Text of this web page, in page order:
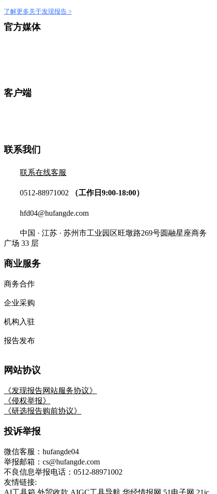
了解更多关于发现报告 >
官方媒体
客户端
联系我们
联系在线客服
0512-88971002 （工作日9:00-18:00）
hfd04@hufangde.com
中国 · 江苏 · 苏州市工业园区旺墩路269号圆融星座商务
广场 33 层
商业服务
商务合作
企业采购
机构入驻
报告发布
网站协议
《发现报告网站服务协议》
《侵权举报》
《研选报告购前协议》
投诉举报
微信客服：hufangde04
举报邮箱：cs@hufangde.com
不良信息举报电话：0512-88971002
友情链接:
AI工具箱 外贸收款 AIGC工具导航 华经情报网 51电子网 21ic